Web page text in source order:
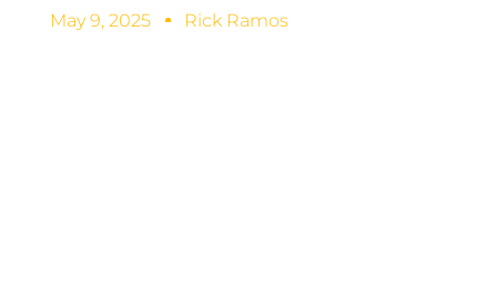
May 9, 2025 Rick Ramos